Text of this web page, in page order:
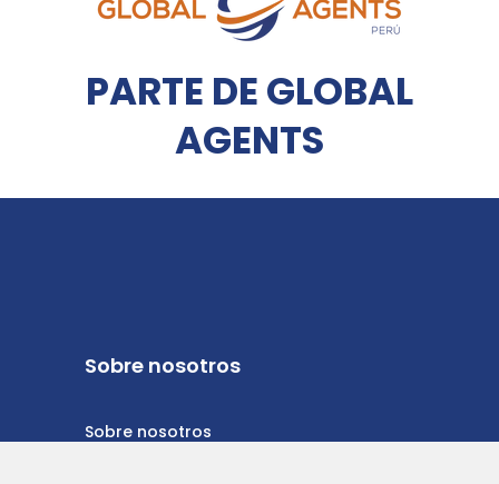
PARTE DE GLOBAL
AGENTS
Sobre nosotros
Sobre nosotros